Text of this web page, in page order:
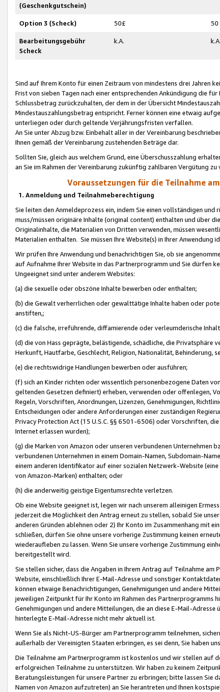
(Geschenkgutschein)
Option 3 (Scheck) 50£ 50
Bearbeitungsgebühr
Scheck
k.A.
Sind auf Ihrem Konto für einen Zeitraum von mindestens drei Jahren
Frist von sieben Tagen nach einer entsprechenden Ankündigung die
Schlussbetrag zurückzuhalten, der dem in der Übersicht
Mindestauszahlungsbetrag entspricht. Ferner können eine etwaig
unterliegen oder durch geltende Verjährungsfristen verfallen.
An Sie unter Abzug bzw. Einbehalt aller in der Vereinbarung
Ihnen gemäß der Vereinbarung zustehenden Beträge dar.
Sollten Sie, gleich aus welchem Grund, eine Überschusszahlung
an Sie im Rahmen der Vereinbarung zukünftig zahlbaren Vergütung zu
Voraussetzungen für die Teilnahme
1. Anmeldung und Teilnahmeberechtigung
Sie leiten den Anmeldeprozess ein, indem Sie einen vollständigen
muss/müssen originäre Inhalte (original content) enthalten und über
Originalinhalte, die Materialien von Dritten verwenden, müssen
Materialien enthalten. Sie müssen Ihre Website(s) in Ihrer Anwendung
Wir prüfen Ihre Anwendung und benachrichtigen Sie, ob sie
auf Aufnahme Ihrer Website in das Partnerprogramm und Sie dürfen
Ungeeignet sind unter anderem Websites:
(a) die sexuelle oder obszöne Inhalte bewerben oder enthalten;
(b) die Gewalt verherrlichen oder gewalttätige Inhalte haben oder
anstiften,;
(c) die falsche, irreführende, diffamierende oder verleumderische
(d) die von Hass geprägte, belästigende, schädliche, die Privatsphäre
Herkunft, Hautfarbe, Geschlecht, Religion, Nationalität, Behinderung,
(e) die rechtswidrige Handlungen bewerben oder ausführen;
(f) sich an Kinder richten oder wissentlich personenbezogene Daten
geltenden Gesetzen definiert) erheben, verwenden oder offenlegen,
Regeln, Vorschriften, Anordnungen, Lizenzen, Genehmigungen,
Entscheidungen oder andere Anforderungen einer zuständigen
Privacy Protection Act (15 U.S.C. §§ 6501-6506) oder Vorschriften,
Internet erlassen wurden);
(g) die Marken von Amazon oder unseren verbundenen Unternehmen
verbundenen Unternehmen in einem Domain-Namen, Subdomain-
einem anderen Identifikator auf einer sozialen Netzwerk-Website
von Amazon-Marken) enthalten; oder
(h) die anderweitig geistige Eigentumsrechte verletzen.
Ob eine Website geeignet ist, legen wir nach unserem alleinigen
jederzeit die Möglichkeit den Antrag erneut zu stellen, sobald Sie
anderen Gründen ablehnen oder 2) Ihr Konto im Zusammenhang mit
schließen, dürfen Sie ohne unsere vorherige Zustimmung keinen
wiederaufleben zu lassen. Wenn Sie unsere vorherige Zustimmung
bereitgestellt wird.
Sie stellen sicher, dass die Angaben in Ihrem Antrag auf Teilnahme
Website, einschließlich Ihrer E-Mail-Adresse und sonstiger
können etwaige Benachrichtigungen, Genehmigungen und andere
jeweiligen Zeitpunkt für Ihr Konto im Rahmen des Partnerprogramms
Genehmigungen und andere Mitteilungen, die an diese E-Mail-
hinterlegte E-Mail-Adresse nicht mehr aktuell ist.
Wenn Sie als Nicht-US-Bürger am Partnerprogramm teilnehmen,
außerhalb der Vereinigten Staaten erbringen, es sei denn, Sie haben
Die Teilnahme am Partnerprogramm ist kostenlos und wir stellen auf
erfolgreichen Teilnahme zu unterstützen. Wir haben zu keinem
Beratungsleistungen für unsere Partner zu erbringen; bitte lassen Sie
Namen von Amazon aufzutreten) an Sie herantreten und Ihnen